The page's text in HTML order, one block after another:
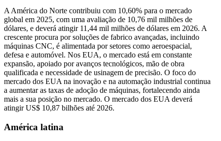
A América do Norte contribuiu com 10,60% para o mercado
global em 2025, com uma avaliação de 10,76 mil milhões de
dólares, e deverá atingir 11,44 mil milhões de dólares em 2026. A
crescente procura por soluções de fabrico avançadas, incluindo
máquinas CNC, é alimentada por setores como aeroespacial,
defesa e automóvel. Nos EUA, o mercado está em constante
expansão, apoiado por avanços tecnológicos, mão de obra
qualificada e necessidade de usinagem de precisão. O foco do
mercado dos EUA na inovação e na automação industrial continua
a aumentar as taxas de adoção de máquinas, fortalecendo ainda
mais a sua posição no mercado. O mercado dos EUA deverá
atingir US$ 10,87 bilhões até 2026.
América latina